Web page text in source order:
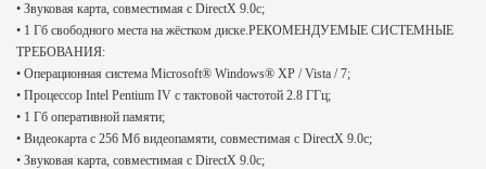
• Звуковая карта, совместимая с DirectX 9.0c;
• 1 Гб свободного места на жёстком диске.РЕКОМЕНДУЕМЫЕ СИСТЕМНЫЕ
ТРЕБОВАНИЯ:
• Операционная система Microsoft® Windows® XP / Vista / 7;
• Процессор Intel Pentium IV с тактовой частотой 2.8 ГГц;
• 1 Гб оперативной памяти;
• Видеокарта с 256 Мб видеопамяти, совместимая с DirectX 9.0c;
• Звуковая карта, совместимая с DirectX 9.0c;